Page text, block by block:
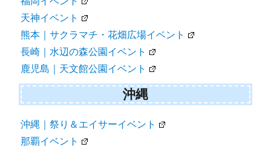
天神イベント
熊本｜サクラマチ・花畑広場イベント
長崎｜水辺の森公園イベント
鹿児島｜天文館公園イベント
沖縄
沖縄｜祭り＆エイサーイベント
那覇イベント